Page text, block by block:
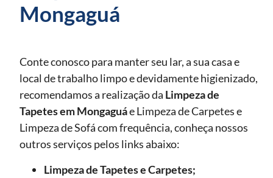
Mongaguá
Conte conosco para manter seu lar, a sua casa e
local de trabalho limpo e devidamente higienizado,
recomendamos a realização da Limpeza de
Tapetesem Mongaguáe Limpeza de Carpetes e
Limpeza de Sofá com frequência, conheça nossos
outros serviços pelos links abaixo:
Limpeza de Tapetes e Carpetes;